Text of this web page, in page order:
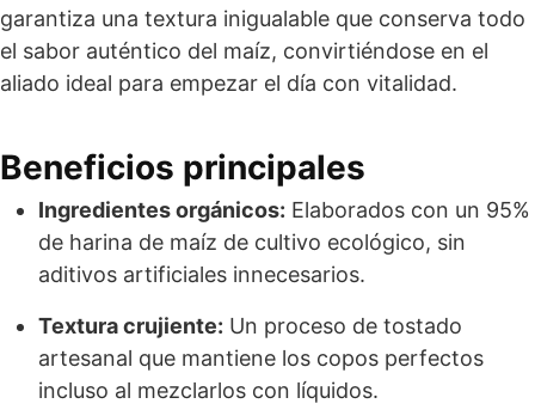
garantiza una textura inigualable que conserva todo
el sabor auténtico del maíz, convirtiéndose en el
aliado ideal para empezar el día con vitalidad.
Beneficios principales
Ingredientes orgánicos: Elaborados con un 95%
de harina de maíz de cultivo ecológico, sin
aditivos artificiales innecesarios.
Textura crujiente: Un proceso de tostado
artesanal que mantiene los copos perfectos
incluso al mezclarlos con líquidos.